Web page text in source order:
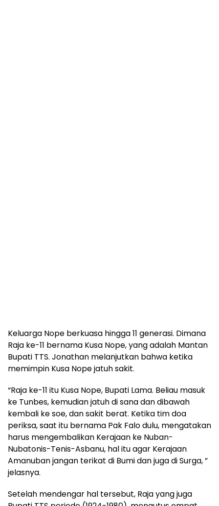
Keluarga Nope berkuasa hingga 11 generasi. Dimana
Raja ke-11 bernama Kusa Nope, yang adalah Mantan
Bupati TTS. Jonathan melanjutkan bahwa ketika
memimpin Kusa Nope jatuh sakit.
“Raja ke-11 itu Kusa Nope, Bupati Lama. Beliau masuk
ke Tunbes, kemudian jatuh di sana dan dibawah
kembali ke soe, dan sakit berat. Ketika tim doa
periksa, saat itu bernama Pak Falo dulu, mengatakan
harus mengembalikan Kerajaan ke Nuban-
Nubatonis-Tenis-Asbanu, hal itu agar Kerajaan
Amanuban jangan terikat di Bumi dan juga di Surga, ”
jelasnya.
Setelah mendengar hal tersebut, Raja yang juga